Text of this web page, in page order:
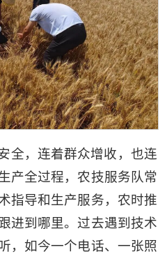
全，连着群众增收，也连
产全过程，农技服务队常
指导和生产服务，农时推
进到哪里。过去遇到技术
，如今一个电话、一张照